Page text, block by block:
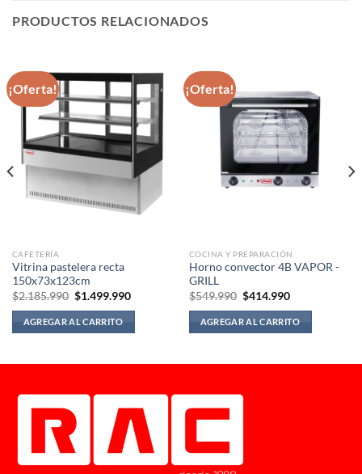
PRODUCTOS RELACIONADOS
¡Oferta!
CAFETERÍA
Vitrina pastelera recta
150x73x123cm
$2.185.990 El
original
era:
$2.185.990.
$1.499.990El
$1.499.990.
AGREGAR AL CARRITO
¡Oferta!
COCINA Y PREPARACIÓN
Horno convector 4B VAPOR -
GRILL
$549.990 El
original
era:
$549.990.
$414.990El
actual
es:
$414.990.
AGREGAR AL CARRITO